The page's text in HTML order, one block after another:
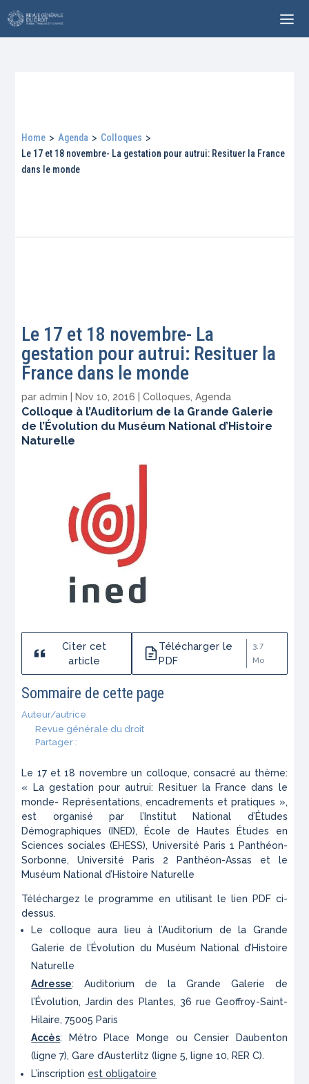
Home > Agenda > Colloques >
Le 17 et 18 novembre- La gestation pour autrui: Resituer la France
dans le monde
Le 17 et 18 novembre- La
gestation pour autrui: Resituer la
France dans le monde
paradmin Nov 10, 2016 |Colloques,Agenda
Colloque à l’Auditorium de la Grande Galerie
de l’Évolution du Muséum National d’Histoire
Naturelle
Citer cet
article
Télécharger le
PDF
3,7
Mo
Sommaire de cette page
Auteur/autrice
Revue générale du droit
Partager :
Le 17 et 18 novembre un colloque, consacré au thème:
« La gestation pour autrui: Resituer la France dans le
monde- Représentations, encadrements et pratiques »,
est organisé par l’Institut National d’Études
Démographiques (INED), École de Hautes Études en
Sciences sociales (EHESS), Université Paris 1 Panthéon-
Sorbonne, Université Paris 2 Panthéon-Assas et le
Muséum National d’Histoire Naturelle
Téléchargez le programme en utilisant le lien PDF ci-
dessus.
Le colloque aura lieu à l’Auditorium de la Grande
Galerie de l’Évolution du Muséum National d’Histoire
Naturelle
Adresse: Auditorium de la Grande Galerie de
l’Évolution, Jardin des Plantes, 36 rue Geoffroy-Saint-
Hilaire, 75005 Paris
Accès: Métro Place Monge ou Censier Daubenton
(ligne 7), Gare d’Austerlitz (ligne 5, ligne 10, RER C).
L’inscription est obligatoire